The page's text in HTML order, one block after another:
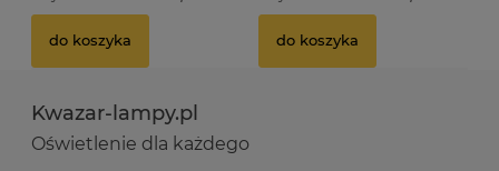
do koszyka do koszyka
Kwazar-lampy.pl
Oświetlenie dla każdego